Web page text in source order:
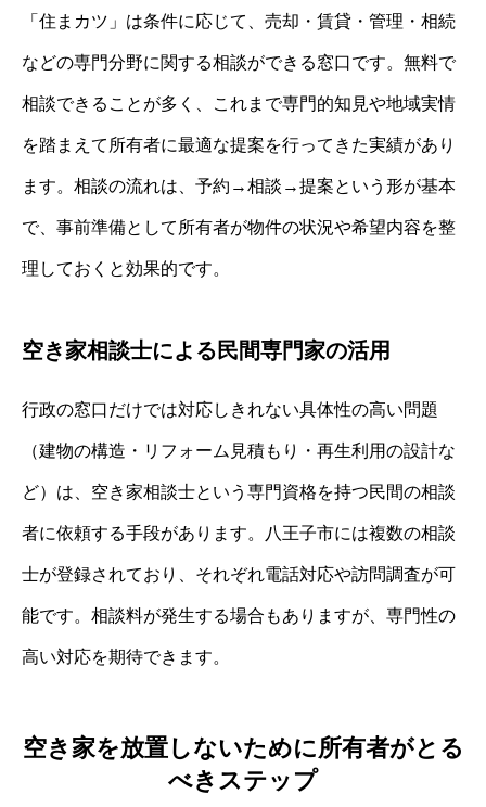
「住まカツ」は条件に応じて、売却・賃貸・管理・相続
などの専門分野に関する相談ができる窓口です。無料で
相談できることが多く、これまで専門的知見や地域実情
を踏まえて所有者に最適な提案を行ってきた実績があり
ます。相談の流れは、予約→相談→提案という形が基本
で、事前準備として所有者が物件の状況や希望内容を整
理しておくと効果的です。
空き家相談士による民間専門家の活用
行政の窓口だけでは対応しきれない具体性の高い問題
（建物の構造・リフォーム見積もり・再生利用の設計な
ど）は、空き家相談士という専門資格を持つ民間の相談
者に依頼する手段があります。八王子市には複数の相談
士が登録されており、それぞれ電話対応や訪問調査が可
能です。相談料が発生する場合もありますが、専門性の
高い対応を期待できます。
空き家を放置しないために所有者がとる
べきステップ